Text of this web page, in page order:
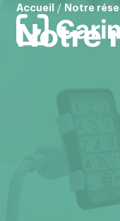
Accueil / Notre
Notre